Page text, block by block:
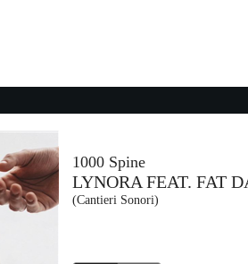
1000 Spine
LYNORA FEAT. FAT
(Cantieri Sonori)